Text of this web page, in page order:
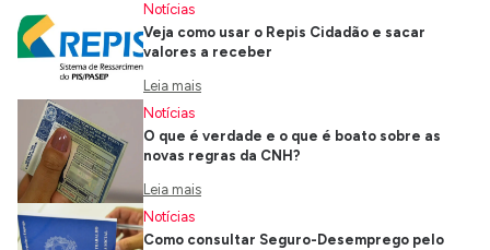
Notícias
Veja como usar o Repis Cidadão e sacar
valores a receber
Leia mais
Notícias
O que é verdade e o que é boato sobre as
novas regras da CNH?
Leia mais
Notícias
Como consultar Seguro-Desemprego pelo